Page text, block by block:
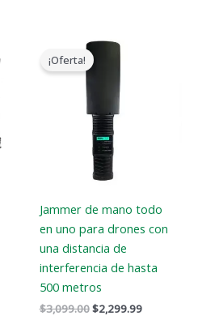
¡Oferta!
Jammer de mano todo
en uno para drones con
una distancia de
interferencia de hasta
500 metros
$3,099.00
El
precio
original
$3,099.00.
$2,299.99